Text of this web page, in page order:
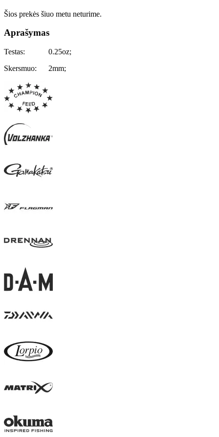
Šios prekės šiuo metu neturime.
Aprašymas
Testas: 0.25oz;
Skersmuo: 2mm;